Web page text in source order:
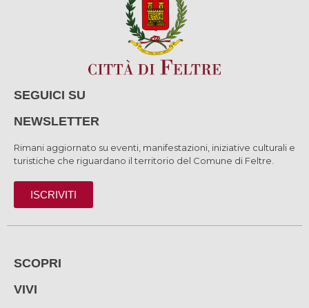
SEGUICI SU
NEWSLETTER
Rimani aggiornato su eventi, manifestazioni, iniziative culturali e
turistiche che riguardano il territorio del Comune di Feltre.
ISCRIVITI
SCOPRI
VIVI